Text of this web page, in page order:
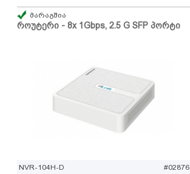
როუტერი - 8x 1Gbps, 2.5 G SFP პორტი
მარაგშია
NVR-104H-D #02876